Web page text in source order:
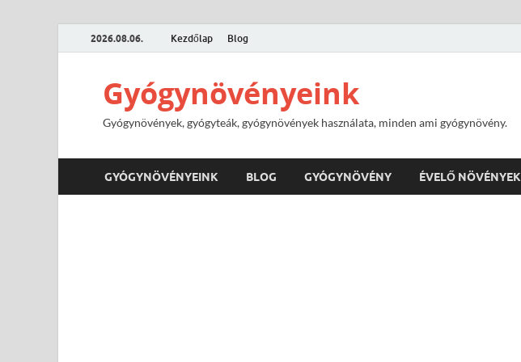
2026.08.06. Kezdőlap Blog
Gyógynövényeink
Gyógynövények, gyógyteák, gyógynövények használata, minden ami gyógynövény.
GYÓGYNÖVÉNYEINK BLOG GYÓGYNÖVÉNY ÉVELŐ NÖVÉNYEK